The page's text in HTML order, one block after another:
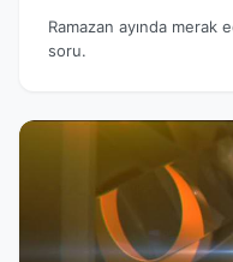
Ramazan ayında merak
soru.